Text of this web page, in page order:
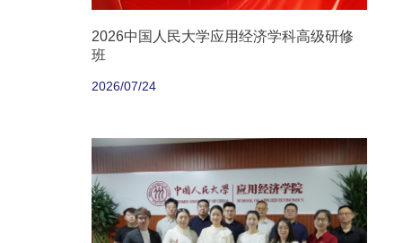
2026中国人民大学应用经济学科高级研修
班
2026/07/24